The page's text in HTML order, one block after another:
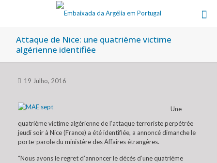
Attaque de Nice: une quatrième victime
algérienne identifiée
19 Julho, 2016
Une
quatrième victime algérienne de l’attaque terroriste perpétrée
jeudi soir à Nice (France) a été identifiée, a annoncé dimanche le
porte-parole du ministère des Affaires étrangères.
“Nous avons le regret d’annoncer le décès d’une quatrième